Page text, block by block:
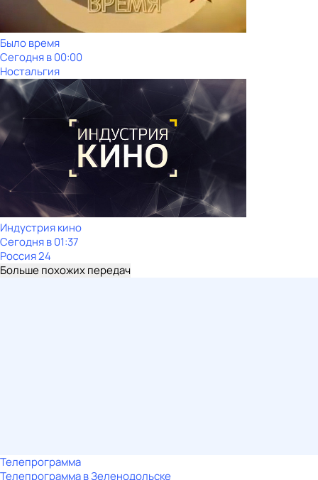
Было время
Сегодня в 00:00
Ностальгия
Индустрия кино
Сегодня в 01:37
Россия 24
Больше похожих передач
Телепрограмма
Телепрограмма в Зеленодольске